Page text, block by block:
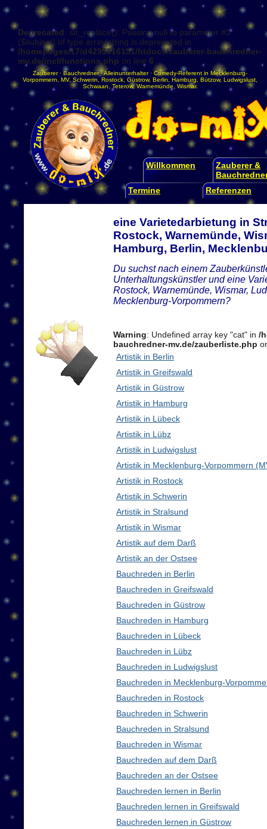
Deprecated: str_replace(): Passing null to parameter #3
($subject) of type array|string is deprecated in
/homepages/17/d4295016151/htdocs/zauberer-bauchredner-
mv.de/incl/functions.php on line 6
Zauberer·Bauchredner·Alleinunterhalter· Comedy-Referent in Mecklenburg-
Vorpommern
MV, Schwerin Rostock Güstrow, Berlin Hamburg Bützow, Ludwigslust
Schwaan ,Teterow,Warnemünde Wismar.
Willkommen
Zauberer &
Termine
Referenzen
eine Varietedarbietung in
Rostock, Warnemünde,
Hamburg, Berlin,
Du suchst nach einem
Unterhaltungskünstler und eine
Rostock, Warnemünde, Wismar,
Mecklenburg-Vorpommern?
Warning: Undefined array key "cat" in /
bauchredner-mv.de/zauberliste.php
Artistik in Berlin
Artistik in Greifswald
Artistik in Güstrow
Artistik in Hamburg
Artistik in Lübeck
Artistik in Lübz
Artistik in Ludwigslust
Artistik in Mecklenburg-Vorpommern
Artistik in Rostock
Artistik in Schwerin
Artistik in Stralsund
Artistik in Wismar
Artistik auf dem Darß
Artistik an der Ostsee
Bauchreden in Berlin
Bauchreden in Greifswald
Bauchreden in Güstrow
Bauchreden in Hamburg
Bauchreden in Lübeck
Bauchreden in Lübz
Bauchreden in Ludwigslust
Bauchreden in Mecklenburg-
Bauchreden in Rostock
Bauchreden in Schwerin
Bauchreden in Stralsund
Bauchreden in Wismar
Bauchreden auf dem Darß
Bauchreden an der Ostsee
Bauchreden lernen in Berlin
Bauchreden lernen in Greifswald
Bauchreden lernen in Güstrow